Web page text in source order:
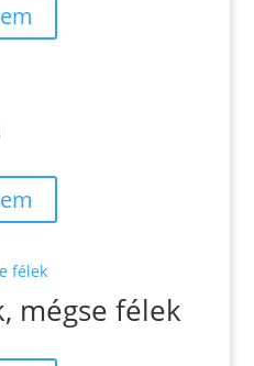
mégse félek